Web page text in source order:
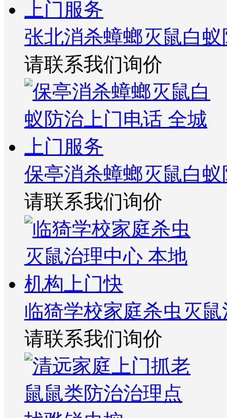
张北消杀蟑螂灭鼠白
请联系我们询价
保亭消杀蟑螂灭鼠白
请联系我们询价
临猗学校家庭杀虫灭
请联系我们询价